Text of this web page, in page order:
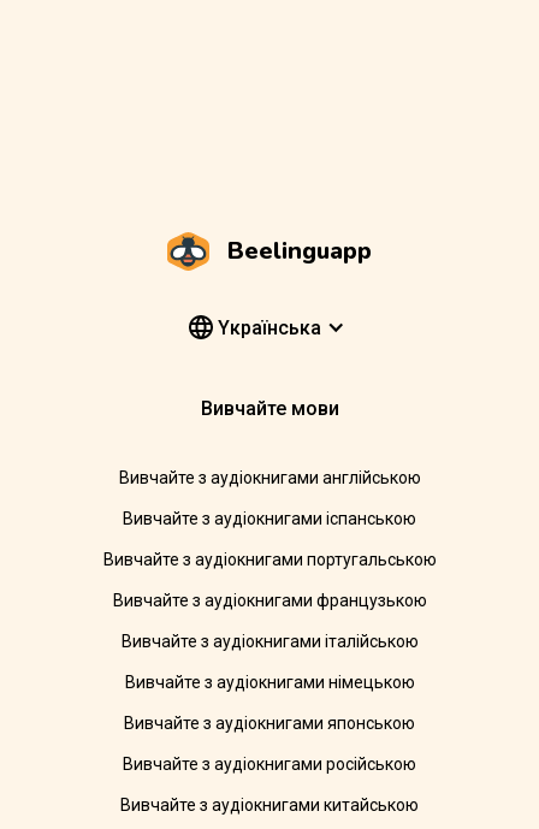
Beelinguapp
Yкраїнська
Вивчайте мови
Вивчайте з аудіокнигами англійською
Вивчайте з аудіокнигами іспанською
Вивчайте з аудіокнигами португальською
Вивчайте з аудіокнигами французькою
Вивчайте з аудіокнигами італійською
Вивчайте з аудіокнигами німецькою
Вивчайте з аудіокнигами японською
Вивчайте з аудіокнигами російською
Вивчайте з аудіокнигами китайською